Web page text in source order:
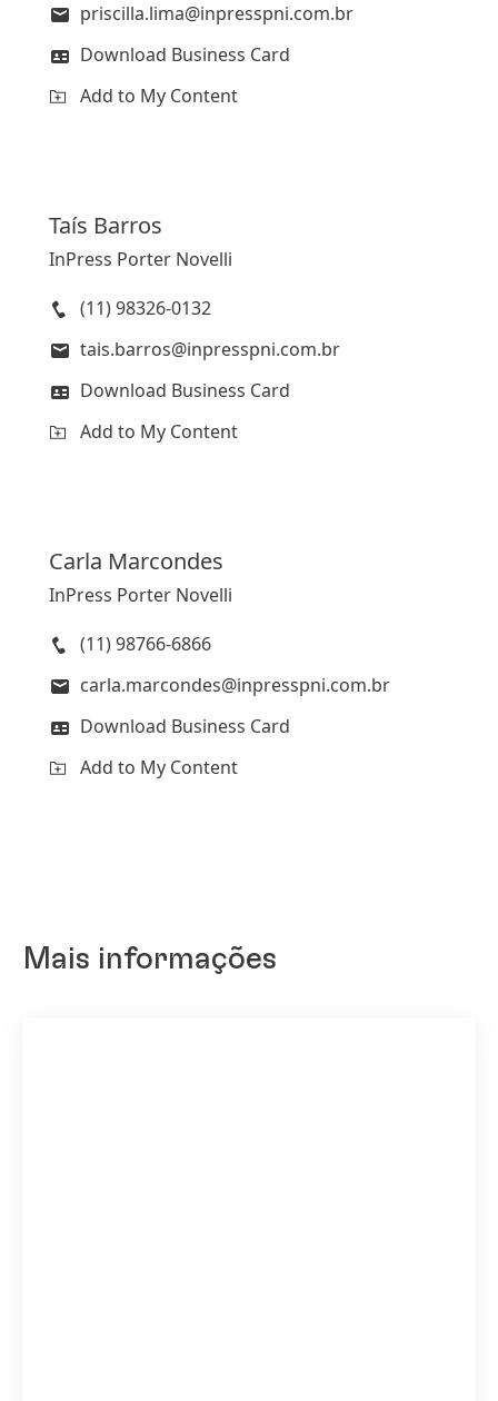
priscilla.lima@inpresspni.com.br
Download Business Card
Add to My Content
Taís Barros
InPress Porter Novelli
(11) 98326-0132
tais.barros@inpresspni.com.br
Download Business Card
Add to My Content
Carla Marcondes
InPress Porter Novelli
(11) 98766-6866
carla.marcondes@inpresspni.com.br
Download Business Card
Add to My Content
Mais informações